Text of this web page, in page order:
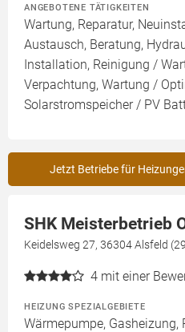
ANGEBOTENE TÄTIGKEITEN
Wartung, Reparatur,
Austausch, Beratung,
Installation, Reinigung /
Verpachtung, Wartung /
Solarstromspeicher / PV
Jetzt Betriebe für
SHK Meisterbetrieb
Keidelsweg 27, 36304 Alsfeld
4 mit einer
HEIZUNG SPEZIALGEBIETE
Wärmepumpe, Gasheizung,